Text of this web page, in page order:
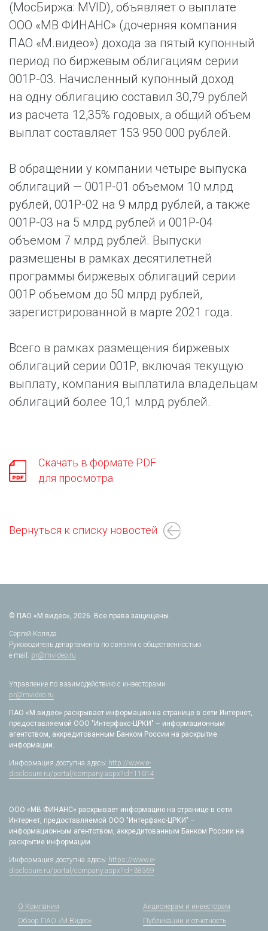
(МосБиржа: MVID), объявляет о выплате
ООО «МВ ФИНАНС» (дочерняя компания
ПАО «М.видео») дохода за пятый купонный
период по биржевым облигациям серии
001Р-03. Начисленный купонный доход
на одну облигацию составил 30,79 рублей
из расчета 12,35% годовых, а общий объем
выплат составляет 153 950 000 рублей.
В обращении у компании четыре выпуска
облигаций — 001Р-01 объемом 10 млрд
рублей, 001Р-02 на 9 млрд рублей, а также
001Р-03 на 5 млрд рублей и 001Р-04
объемом 7 млрд рублей. Выпуски
размещены в рамках десятилетней
программы биржевых облигаций серии
001Р объемом до 50 млрд рублей,
зарегистрированной в марте 2021 года.
Всего в рамках размещения биржевых
облигаций серии 001Р, включая текущую
выплату, компания выплатила владельцам
облигаций более 10,1 млрд рублей.
Скачать в формате PDF
для просмотра
Вернуться к списку новостей
© ПАО «М.видео», 2026. Все права защищены.
Сергей Коляда
Руководитель департамента по связям с общественностью
e-mail: pr@mvideo.ru
Управление по взаимодействию с инвесторами
pr@mvideo.ru
ПАО «М.видео» раскрывает информацию на странице в сети Интернет,
предоставляемой ООО "Интерфакс-ЦРКИ" – информационным
агентством, аккредитованным Банком России на раскрытие
информации.
Информация доступна здесь: http://www.e-
disclosure.ru/portal/company.aspx?id=11014
ООО «МВ ФИНАНС» раскрывает информацию на странице в сети
Интернет, предоставляемой ООО "Интерфакс-ЦРКИ" –
информационным агентством, аккредитованным Банком России на
раскрытие информации.
Информация доступна здесь: https://www.e-
disclosure.ru/portal/company.aspx?id=38369
О Компании
Обзор ПАО «М.Видео»
Акционерам и инвесторам
Публикации и отчетность